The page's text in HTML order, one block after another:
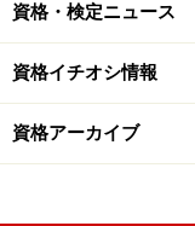
資格・検定ニュース
資格イチオシ情報
資格アーカイブ